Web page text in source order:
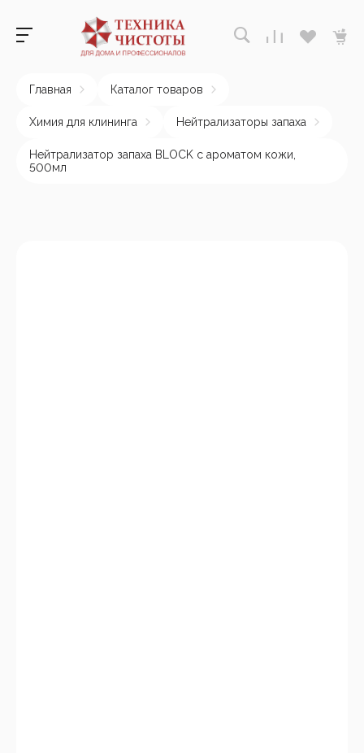
Главная Каталог товаров
Химия для клининга Нейтрализаторы запаха
Нейтрализатор запаха BLOCK с ароматом кожи,
500мл